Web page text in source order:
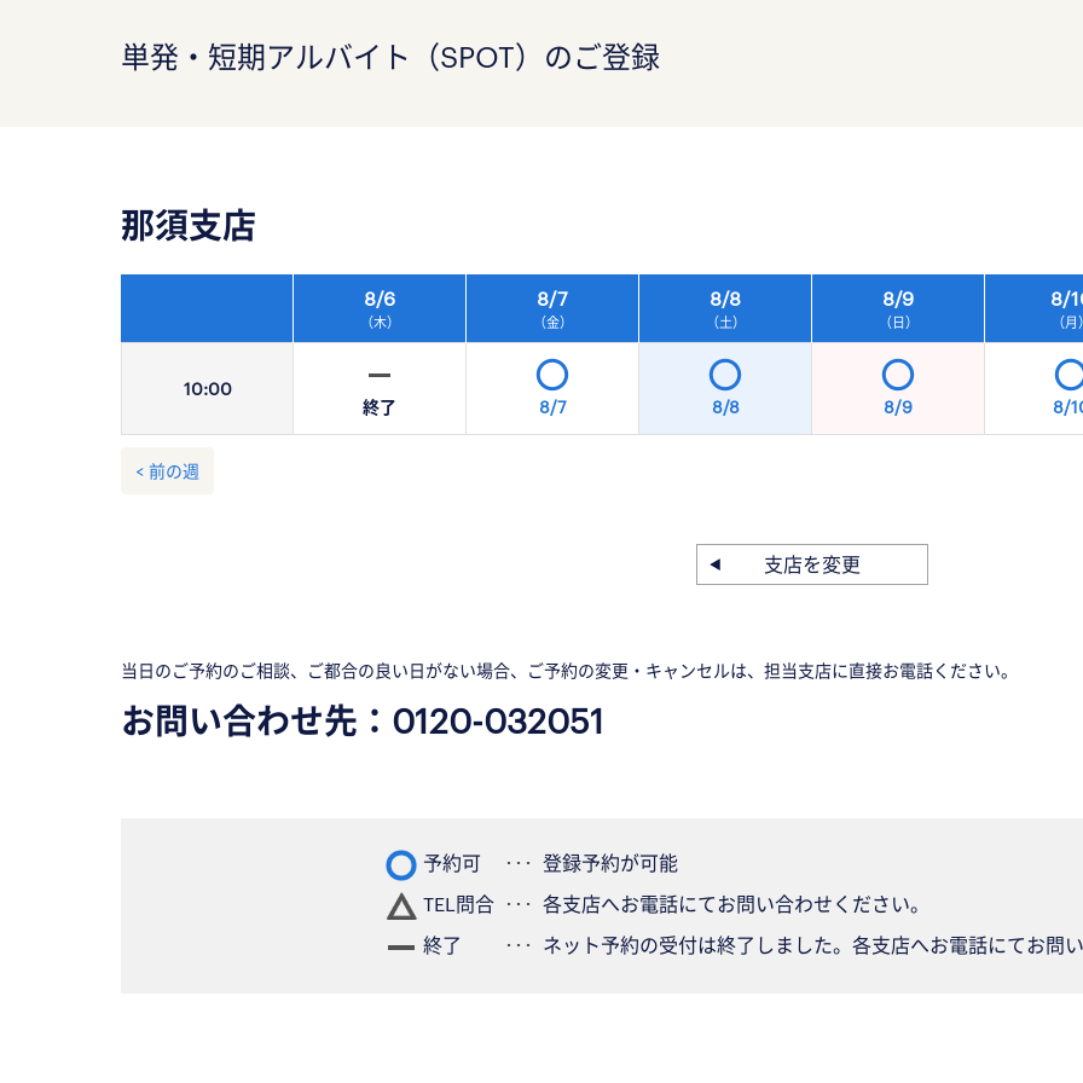
単発・短期アルバイト（SPOT）のご登録
那須支店
10:00
8/6
（木）
8/7
（金）
8/8
（土）
8/9
（日）
8/
（月）
終了 8/7 8/8 8/9 8/
< 前の週
支店を変更
当日のご予約のご相談、ご都合の良い日がない場合、ご予約の変更・キャンセルは、担当支店に直接お電話ください。
お問い合わせ先： 0120-032051
予約可
登録予約が可能
TEL問合
各支店へお電話にてお問い合わせください。
終了
ネット予約の受付は終了しました。各支店へお電話にてお問い